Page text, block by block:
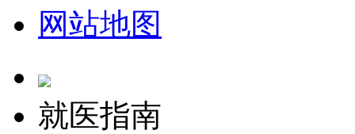
网站地图
就医指南